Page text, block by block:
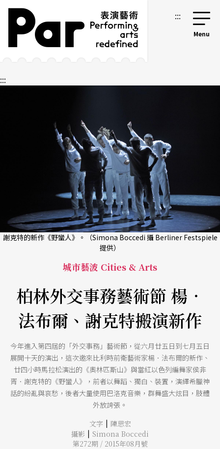
跳到主要內容區塊
網站導覽 :::
:::
謝克特的新作《野蠻人》。（Simona Boccedi 攝 Berliner Festspiele
提供）
城市藝波 Cities & Arts
柏林外交事務藝術節 楊．
法布爾、謝克特搬演新作
今年進入第四屆的「外交事務」藝術節，從六月廿五日到七月五日
展開十天的演出，這次邀來比利時前衛藝術家楊．法布爾的新作、
廿四小時馬拉松演出的《奧林匹斯山》與當紅以色列編舞家侯非
胥．謝克特的《野蠻人》，前者以舞蹈、獨白、裝置，演繹希臘神
話的紛亂與哀愁，後者大量使用巴洛克音樂，群舞盛大炫目，肢體
外放誇張。
文字 | 陳思宏
攝影 | Simona Boccedi
第272期 / 2015年08月號